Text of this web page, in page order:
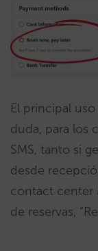
El principal uso
duda, para los
SMS, tanto si
desde
contact center
de reservas,